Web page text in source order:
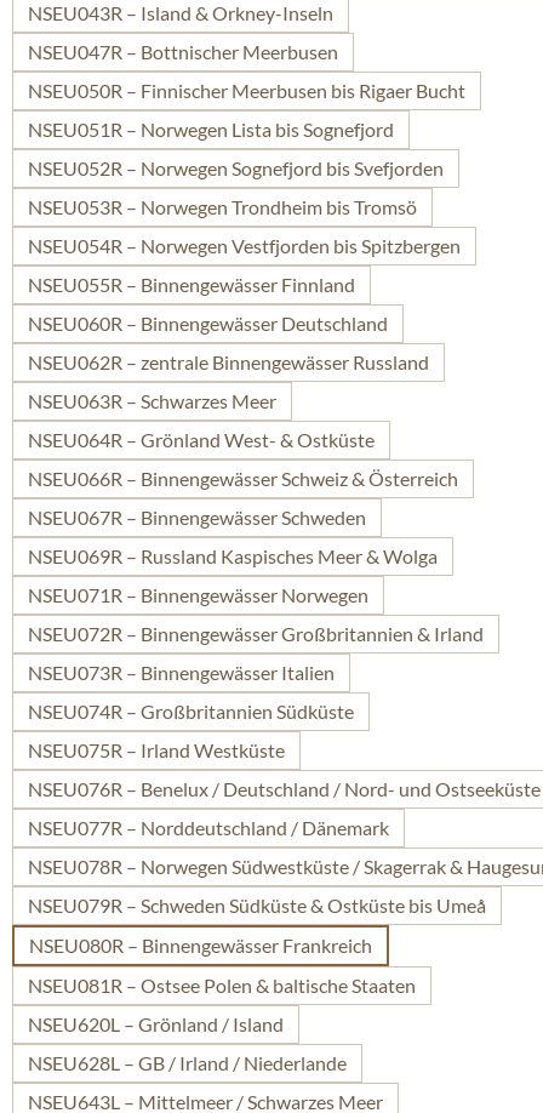
NSEU043R – Island & Orkney-Inseln
NSEU047R – Bottnischer Meerbusen
NSEU050R – Finnischer Meerbusen bis Rigaer Bucht
NSEU051R – Norwegen Lista bis Sognefjord
NSEU052R – Norwegen Sognefjord bis Svefjorden
NSEU053R – Norwegen Trondheim bis Tromsö
NSEU054R – Norwegen Vestfjorden bis Spitzbergen
NSEU055R – Binnengewässer Finnland
NSEU060R – Binnengewässer Deutschland
NSEU062R – zentrale Binnengewässer Russland
NSEU063R – Schwarzes Meer
NSEU064R – Grönland West- & Ostküste
NSEU066R – Binnengewässer Schweiz & Österreich
NSEU067R – Binnengewässer Schweden
NSEU069R – Russland Kaspisches Meer & Wolga
NSEU071R – Binnengewässer Norwegen
NSEU072R – Binnengewässer Großbritannien & Irland
NSEU073R – Binnengewässer Italien
NSEU074R – Großbritannien Südküste
NSEU075R – Irland Westküste
NSEU076R – Benelux / Deutschland / Nord- und Ostseeküste
NSEU077R – Norddeutschland / Dänemark
NSEU078R – Norwegen Südwestküste / Skagerrak &
NSEU079R – Schweden Südküste & Ostküste bis Umeå
NSEU080R – Binnengewässer Frankreich
NSEU081R – Ostsee Polen & baltische Staaten
NSEU620L – Grönland / Island
NSEU628L – GB / Irland / Niederlande
NSEU643L – Mittelmeer / Schwarzes Meer